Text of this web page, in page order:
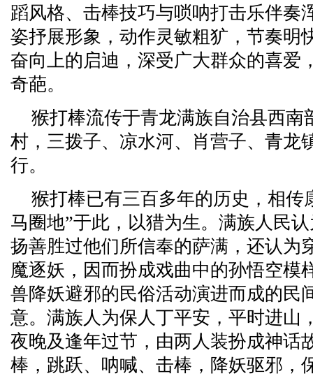
蹈风格、击棒技巧与唢呐打击乐伴奏
姿抒展形象，动作灵敏粗犷，节奏明
奋向上的启迪，深受广大群众的喜爱
奇葩。
猴打棒流传于青龙满族自治县西南
村，三拨子、凉水河、肖营子、青龙
行。
猴打棒已有三百多年的历史，相传
马圈地”于此，以猎为生。满族人民
扬善胜过他们所信奉的萨满，还认为
魔逐妖，因而扮成戏曲中的孙悟空模
兽降妖避邪的民俗活动演进而成的民
意。满族人为保人丁平安，平时进山
夜晚及逢年过节，由两人装扮成神话
棒，跳跃、呐喊、击棒，降妖驱邪，